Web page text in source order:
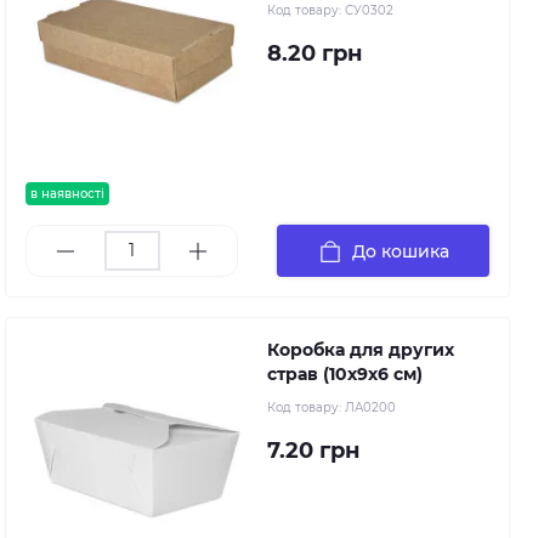
в наявності
Код товару: СУ0302
8.20 грн
До кошика
Коробка для других
страв (10х9х6 см)
Код товару: ЛА0200
7.20 грн